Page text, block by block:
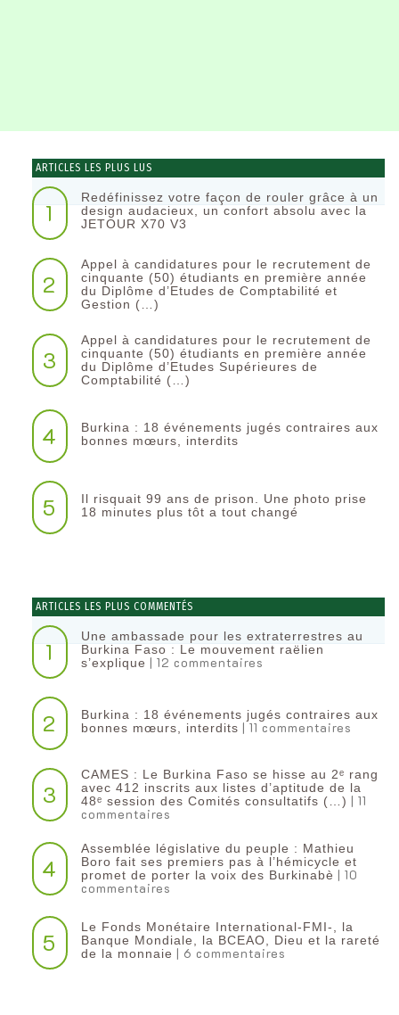
ARTICLES LES PLUS LUS
1
Redéfinissez votre façon de rouler grâce à un
design audacieux, un confort absolu avec la
JETOUR X70 V3
2
Appel à candidatures pour le recrutement de
cinquante (50) étudiants en première année
du Diplôme d’Etudes de Comptabilité et
Gestion (…)
3
Appel à candidatures pour le recrutement de
cinquante (50) étudiants en première année
du Diplôme d’Etudes Supérieures de
Comptabilité (…)
4
Burkina : 18 événements jugés contraires aux
bonnes mœurs, interdits
5
Il risquait 99 ans de prison. Une photo prise
18 minutes plus tôt a tout changé
ARTICLES LES PLUS COMMENTÉS
1
Une ambassade pour les extraterrestres au
Burkina Faso : Le mouvement raëlien
s’explique | 12 commentaires
2
Burkina : 18 événements jugés contraires aux
bonnes mœurs, interdits | 11 commentaires
3
CAMES : Le Burkina Faso se hisse au 2ᵉ rang
avec 412 inscrits aux listes d’aptitude de la
48ᵉ session des Comités consultatifs (…) | 11
commentaires
4
Assemblée législative du peuple : Mathieu
Boro fait ses premiers pas à l’hémicycle et
promet de porter la voix des Burkinabè | 10
commentaires
5
Le Fonds Monétaire International-FMI-, la
Banque Mondiale, la BCEAO, Dieu et la rareté
de la monnaie | 6 commentaires